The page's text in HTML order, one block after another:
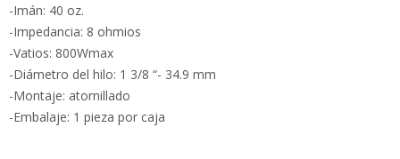
-Imán: 40 oz.
-Impedancia: 8 ohmios
-Vatios: 800Wmax
-Diámetro del hilo: 1 3/8 “- 34.9 mm
-Montaje: atornillado
-Embalaje: 1 pieza por caja